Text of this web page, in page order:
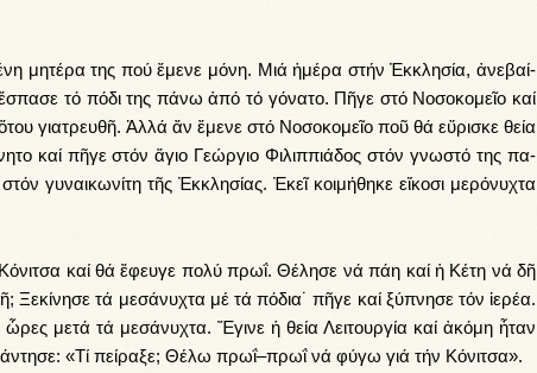
μη­τέ­ρα της πού ἔμε­νε μό­νη. Μιά ἡ­μέ­ρα στήν Ἐκ­κλη­σί­α, ἀ­νε­βαί­
τό πό­δι της πά­νω ἀ­πό τό γό­να­το. Πῆ­γε στό Νο­σο­κο­μεῖ­ο καί
γι­α­τρευ­θῆ. Ἀλ­λά ἄν ἔ­με­νε στό Νο­σο­κο­μεῖ­ο ποῦ θά εὕ­ρι­σκε θεί­α
καί πῆ­γε στόν ἅγιο Γε­ώρ­γιο Φι­λιπ­πιά­δος στόν γνω­στό της πα­
γυ­ναι­κω­νί­τη τῆς Ἐκ­κλη­σί­ας. Ἐ­κεῖ κοι­μή­θη­κε εἴ­κο­σι με­ρό­νυ­χτα
καί θά ἔ­φευ­γε πο­λύ πρωΐ. Θέ­λη­σε νά πά­η καί ἡ Κέ­τη νά δῆ
τά με­σά­νυ­χτα μέ τά πό­δια˙ πῆ­γε καί ξύ­πνη­σε τόν ἱε­ρέ­α.
ὧ­ρες με­τά τά με­σά­νυ­χτα. Ἔ­γι­νε ἡ θεί­α Λει­τουρ­γί­α καί ἀ­κό­μη ἦ­ταν
«Τί πεί­ρα­ξε; Θέ­λω πρωΐ–πρωΐ νά φύ­γω γιά τήν Κό­νι­τσα».